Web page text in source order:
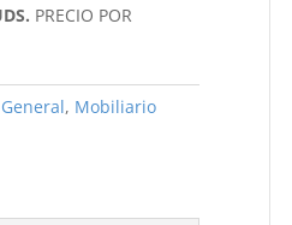
PRECIO POR
General, Mobiliario